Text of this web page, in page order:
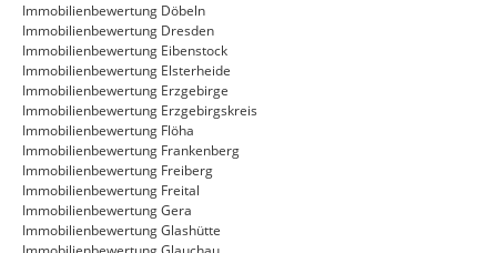
Immobilienbewertung Döbeln
Immobilienbewertung Dresden
Immobilienbewertung Eibenstock
Immobilienbewertung Elsterheide
Immobilienbewertung Erzgebirge
Immobilienbewertung Erzgebirgskreis
Immobilienbewertung Flöha
Immobilienbewertung Frankenberg
Immobilienbewertung Freiberg
Immobilienbewertung Freital
Immobilienbewertung Gera
Immobilienbewertung Glashütte